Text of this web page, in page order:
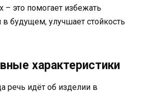
– это помогает избежать
будущем, улучшает стойкость
характеристики
речь идёт об изделии в